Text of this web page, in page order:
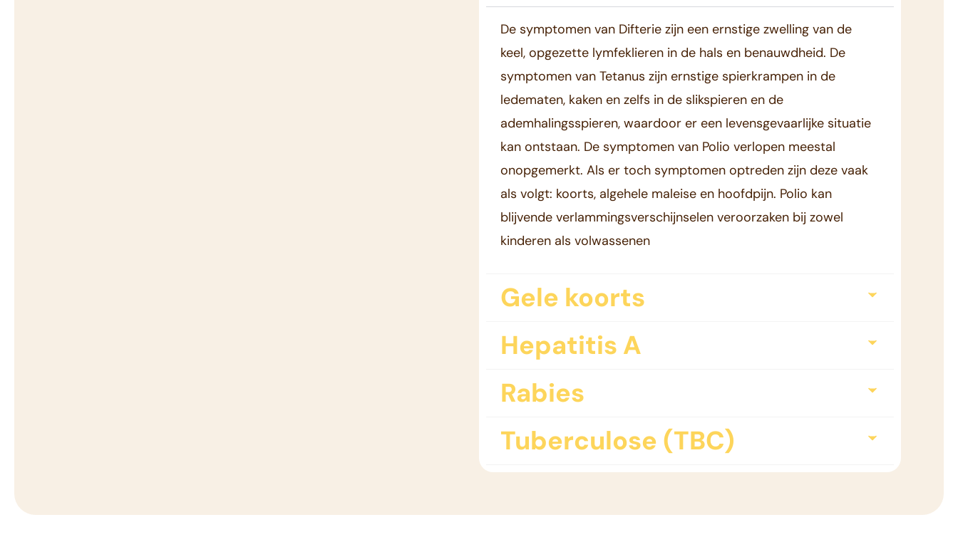
De symptomen van Difterie zijn een ernstige zwelling van de
keel, opgezette lymfeklieren in de hals en benauwdheid. De
symptomen van Tetanus zijn ernstige spierkrampen in de
ledematen, kaken en zelfs in de slikspieren en de
ademhalingsspieren, waardoor er een levensgevaarlijke situatie
kan ontstaan. De symptomen van Polio verlopen meestal
onopgemerkt. Als er toch symptomen optreden zijn deze vaak
als volgt: koorts, algehele maleise en hoofdpijn. Polio kan
blijvende verlammingsverschijnselen veroorzaken bij zowel
kinderen als volwassenen
Gele koorts
Hepatitis A
Rabies
Tuberculose (TBC)